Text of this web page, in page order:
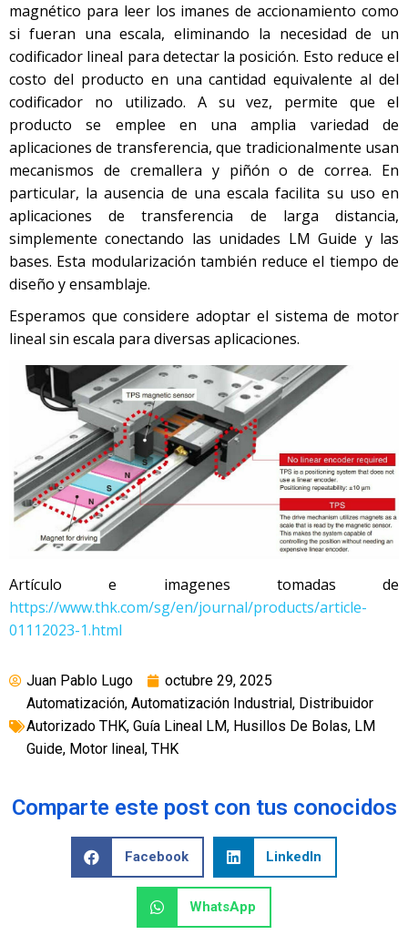
magnético para leer los imanes de accionamiento como
si fueran una escala, eliminando la necesidad de un
codificador lineal para detectar la posición. Esto reduce el
costo del producto en una cantidad equivalente al del
codificador no utilizado. A su vez, permite que el
producto se emplee en una amplia variedad de
aplicaciones de transferencia, que tradicionalmente usan
mecanismos de cremallera y piñón o de correa. En
particular, la ausencia de una escala facilita su uso en
aplicaciones de transferencia de larga distancia,
simplemente conectando las unidades LM Guide y las
bases. Esta modularización también reduce el tiempo de
diseño y ensamblaje.
Esperamos que considere adoptar el sistema de motor
lineal sin escala para diversas aplicaciones.
Artículo e imagenes tomadas de
https://www.thk.com/sg/en/journal/products/article-
01112023-1.html
Juan Pablo Lugo
octubre 29, 2025
Automatización, Automatización Industrial, Distribuidor
Autorizado THK, Guía Lineal LM, Husillos De Bolas, LM
Guide, Motor lineal, THK
Comparte este post con tus conocidos
Facebook LinkedIn
WhatsApp